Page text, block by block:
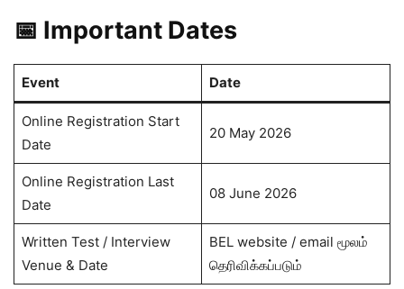
📅 Important Dates
Event Date
Online Registration Start
Date
20 May 2026
Online Registration Last
Date
08 June 2026
Written Test / Interview
Venue & Date
BEL website / email மூலம்
தெரிவிக்கப்படும்